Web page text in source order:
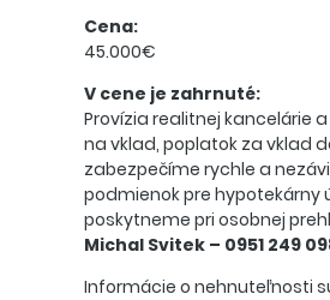
Cena:
45.000€
V cene je zahrnuté:
Provízia realitnej kancelárie
na vklad, poplatok za vklad
zabezpečíme rychle a
podmienok pre hypotekárny
poskytneme pri osobnej
Michal Svitek – 0951 249
Informácie o nehnuteľnosti